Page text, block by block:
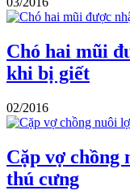
Chó hai mũi
khi bị giết
02/2016
Cặp vợ chồng
thú cưng